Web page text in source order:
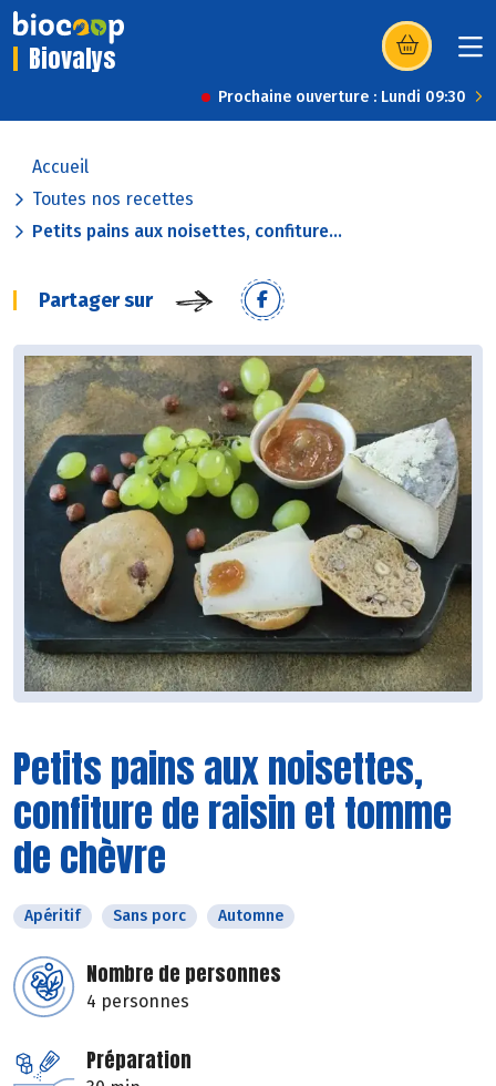
Biovalys (s’ouvre dans
Prochaine ouverture : Lundi 09:30
Accueil
Toutes nos recettes
Petits pains aux noisettes, confiture...
Partager sur
Petits pains aux noisettes,
confiture de raisin et tomme
de chèvre
Apéritif Sans porc Automne
Nombre de personnes
4 personnes
Préparation